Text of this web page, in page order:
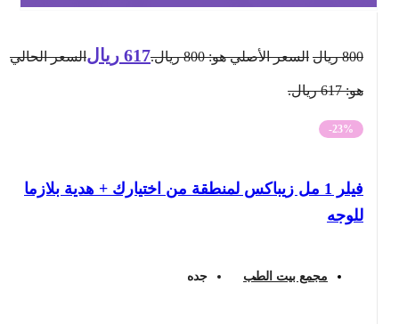
ريال السعر الأصلي هو: 800 ريال. 617 ريال السعر الحالي
-23%
فيلر 1 مل زيباكس لمنطقة من اختيارك + هدية بلازما
للوجه
مجمع بيت الطب جده